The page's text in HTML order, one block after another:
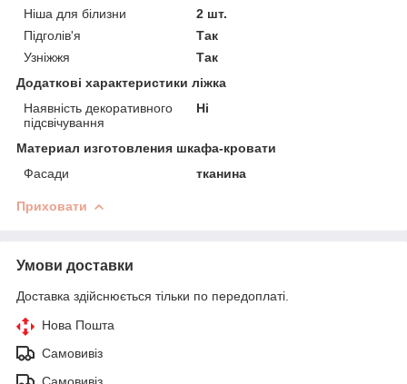
Ніша для білизни
2 шт.
Підголів'я
Так
Узніжжя
Так
Додаткові характеристики ліжка
Наявність декоративного
підсвічування
Ні
Материал изготовления шкафа-кровати
Фасади
тканина
Приховати
Умови доставки
Доставка здійснюється тільки по передоплаті.
Нова Пошта
Самовивіз
Самовивіз